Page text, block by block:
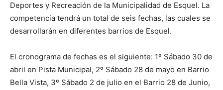
Deportes y Recreación de la Municipalidad de Esquel. La
competencia tendrá un total de seis fechas, las cuales se
desarrollarán en diferentes barrios de Esquel.
El cronograma de fechas es el siguiente: 1º Sábado 30 de
abril en Pista Municipal, 2º Sábado 28 de mayo en Barrio
Bella Vista, 3º Sábado 2 de julio en el Barrio 28 de Junio,